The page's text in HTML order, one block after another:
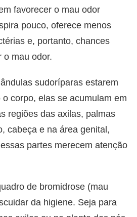
favorecer o mau odor
pouco, oferece menos
e, portanto, chances
o mau odor.
sudoríparas estarem
corpo, elas se acumulam em
regiões das axilas, palmas
cabeça e na área genital,
partes merecem atenção
de bromidrose (mau
da higiene. Seja para